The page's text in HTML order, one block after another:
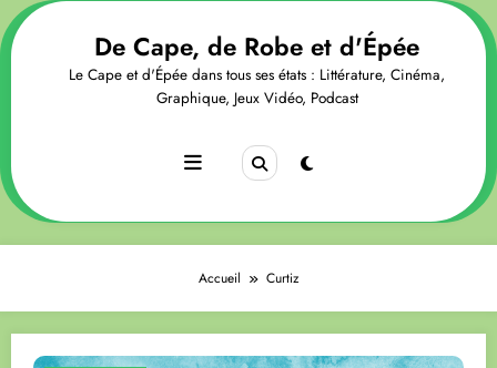
Aller
au
contenu
De Cape, de Robe et d'Épée
Le Cape et d'Épée dans tous ses états : Littérature, Cinéma,
Graphique, Jeux Vidéo, Podcast
Accueil Curtiz